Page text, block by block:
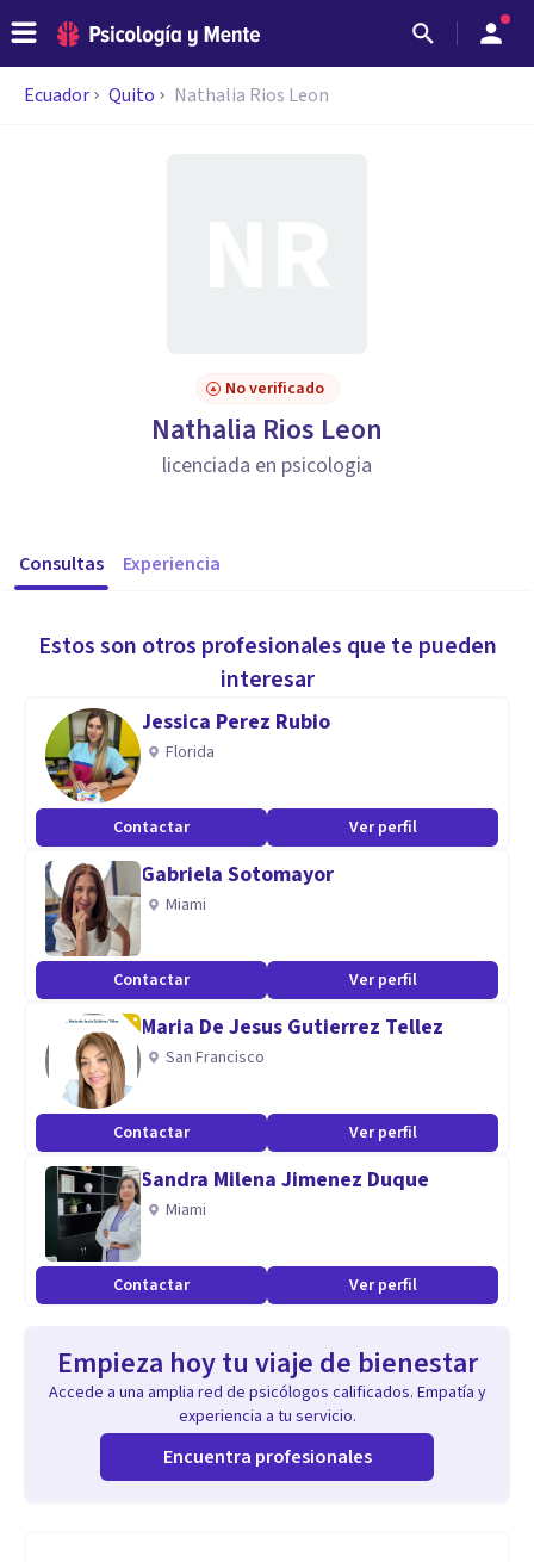
Ecuador Quito Nathalia Rios Leon
No verificado
Nathalia Rios Leon
licenciada en psicologia
Consultas Experiencia
Estos son otros profesionales que te pueden
interesar
Jessica Perez Rubio
Florida
Contactar Ver perfil
Gabriela Sotomayor
Miami
Contactar Ver perfil
Maria De Jesus Gutierrez Tellez
San Francisco
Contactar Ver perfil
Sandra Milena Jimenez Duque
Miami
Contactar Ver perfil
Empieza hoy tu viaje de bienestar
Accede a una amplia red de psicólogos calificados. Empatía y
experiencia a tu servicio.
Encuentra profesionales